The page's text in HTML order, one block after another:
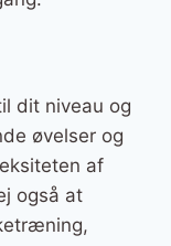
dit niveau og
øvelser og
af
også at